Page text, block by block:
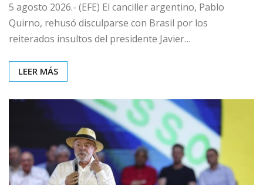
5 agosto 2026.- (EFE) El canciller argentino, Pablo
Quirno, rehusó disculparse con Brasil por los
reiterados insultos del presidente Javier…
LEER MÁS